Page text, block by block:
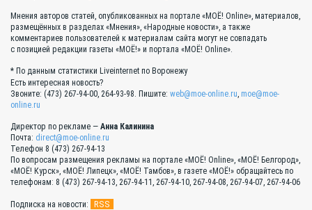
Мнения авторов статей, опубликованных на портале «МОЁ! Online», материалов,
размещённых в разделах «Мнения», «Народные новости», а также
комментариев пользователей к материалам сайта могут не совпадать
с позицией редакции газеты «МОЁ!» и портала «МОЁ! Online».
* По данным статистики Liveinternet по Воронежу
Есть интересная новость?
Звоните: (473) 267-94-00, 264-93-98. Пишите: web@moe-online.ru, moe@moe-
online.ru
Директор по рекламе — Анна Калинина
Почта: direct@moe-online.ru
Телефон 8 (473) 267-94-13
По вопросам размещения рекламы на портале «МОЁ! Online», «МОЁ! Белгород»,
«МОЁ! Курск», «МОЁ! Липецк», «МОЁ! Тамбов», в газете «МОЁ!» обращайтесь по
телефонам: 8 (473) 267-94-13, 267-94-11, 267-94-10, 267-94-08, 267-94-07, 267-94-06
Подписка на новости: RSS